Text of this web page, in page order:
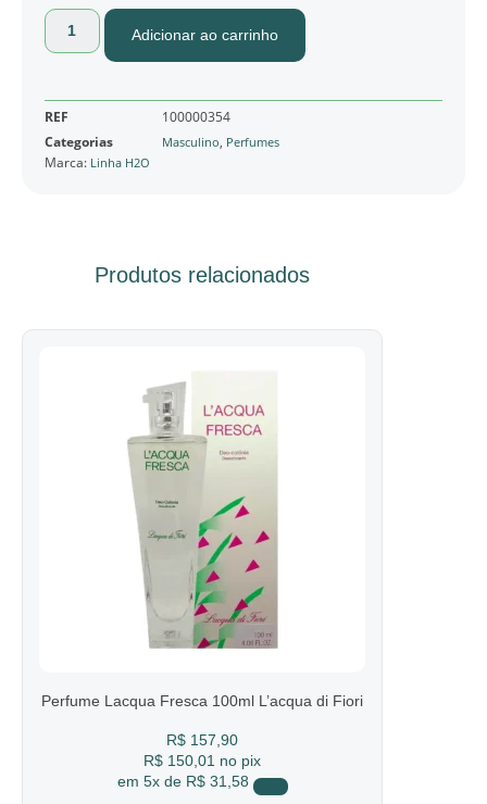
Adicionar ao carrinho
REF
100000354
Categorias
Masculino, Perfumes
Marca: Linha H2O
Produtos relacionados
Perfume Lacqua Fresca 100ml L’acqua di Fiori
R$ 157,90
R$ 150,01 no pix
em 5x deR$ 31,58